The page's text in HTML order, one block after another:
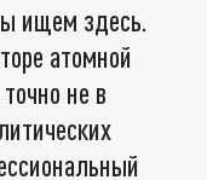
ищем здесь.
атомной
не в